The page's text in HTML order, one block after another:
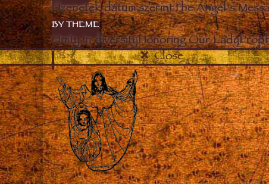
Üzenetek dátum szerintThe Angel’s
BY THEME
Unity in diversityHonoring Our Lady
Close